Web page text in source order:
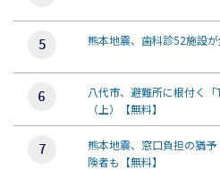
熊本地震、歯科診52施設
八代市、避難所に根付く
（上）【無料】
熊本地震、窓口負担の猶
険者も【無料】